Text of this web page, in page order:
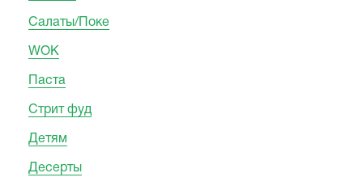
Салаты/Поке
WOK
Паста
Стрит фуд
Детям
Десерты